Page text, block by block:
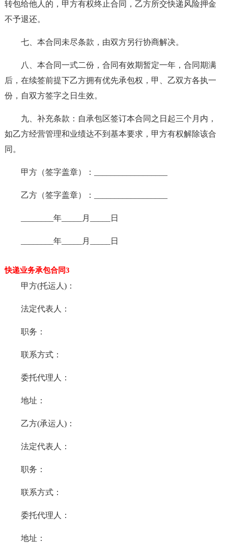
转包给他人的，甲方有权终止合同，乙方所交快递风险押金
不予退还。
七、本合同未尽条款，由双方另行协商解决。
八、本合同一式二份，合同有效期暂定一年，合同期满
后，在续签前提下乙方拥有优先承包权，甲、乙双方各执一
份，自双方签字之日生效。
九、补充条款：自承包区签订本合同之日起三个月内，
如乙方经营管理和业绩达不到基本要求，甲方有权解除该合
同。
甲方（签字盖章）：__________________
乙方（签字盖章）：__________________
________年_____月_____日
________年_____月_____日
快递业务承包合同3
甲方(托运人)：
法定代表人：
职务：
联系方式：
委托代理人：
地址：
乙方(承运人)：
法定代表人：
职务：
联系方式：
委托代理人：
地址：